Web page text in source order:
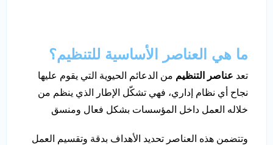
ما هي العناصر الأساسية للتنظيم؟
تعد عناصر التنظيم من الدعائم الحيوية التي يقوم عليها
نجاح أي نظام إداري، فهي تشكّل الإطار الذي ينظم من
خلاله العمل داخل المؤسسات بشكل فعال ومنسق
وتتضمن هذه العناصر تحديد الأهداف بدقة وتقسيم العمل